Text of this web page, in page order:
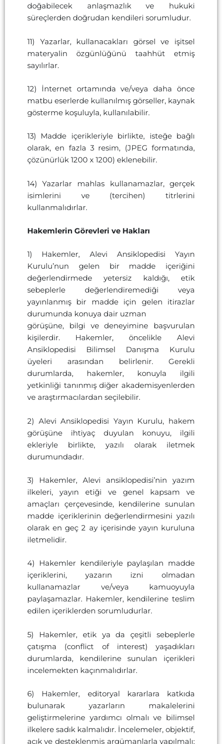
doğabilecek anlaşmazlık ve hukuki
süreçlerden doğrudan kendileri sorumludur.
11) Yazarlar, kullanacakları görsel ve işitsel
materyalin özgünlüğünü taahhüt etmiş
sayılırlar.
12) İnternet ortamında ve/veya daha önce
matbu eserlerde kullanılmış görseller, kaynak
gösterme koşuluyla, kullanılabilir.
13) Madde içerikleriyle birlikte, isteğe bağlı
olarak, en fazla 3 resim, (JPEG formatında,
çözünürlük 1200 x 1200) eklenebilir.
14) Yazarlar mahlas kullanamazlar, gerçek
isimlerini ve (tercihen) titrlerini
kullanmalıdırlar.
Hakemlerin Görevleri ve Hakları
1) Hakemler, Alevi Ansiklopedisi Yayın
Kurulu’nun gelen bir madde içeriğini
değerlendirmede yetersiz kaldığı, etik
sebeplerle değerlendiremediği veya
yayınlanmış bir madde için gelen itirazlar
durumunda konuya dair uzman
görüşüne, bilgi ve deneyimine başvurulan
kişilerdir. Hakemler, öncelikle Alevi
Ansiklopedisi Bilimsel Danışma Kurulu
üyeleri arasından belirlenir. Gerekli
durumlarda, hakemler, konuyla ilgili
yetkinliği tanınmış diğer akademisyenlerden
ve araştırmacılardan seçilebilir.
2) Alevi Ansiklopedisi Yayın Kurulu, hakem
görüşüne ihtiyaç duyulan konuyu, ilgili
ekleriyle birlikte, yazılı olarak iletmek
durumundadır.
3) Hakemler, Alevi ansiklopedisi’nin yazım
ilkeleri, yayın etiği ve genel kapsam ve
amaçları çerçevesinde, kendilerine sunulan
madde içeriklerinin değerlendirmesini yazılı
olarak en geç 2 ay içerisinde yayın kuruluna
iletmelidir.
4) Hakemler kendileriyle paylaşılan madde
içeriklerini, yazarın izni olmadan
kullanamazlar ve/veya kamuoyuyla
paylaşamazlar. Hakemler, kendilerine teslim
edilen içeriklerden sorumludurlar.
5) Hakemler, etik ya da çeşitli sebeplerle
çatışma (conflict of interest) yaşadıkları
durumlarda, kendilerine sunulan içerikleri
incelemekten kaçınmalıdırlar.
6) Hakemler, editoryal kararlara katkıda
bulunarak yazarların makalelerini
geliştirmelerine yardımcı olmalı ve bilimsel
ilkelere sadık kalmalıdır. İncelemeler, objektif,
açık ve desteklenmiş argümanlarla yapılmalı;